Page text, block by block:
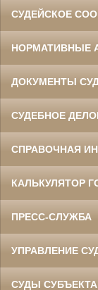
СУДЕЙСКОЕ
НОРМАТИВНЫЕ
ДОКУМЕНТЫ
СУДЕБНОЕ
СПРАВОЧНАЯ
КАЛЬКУЛЯТОР
ПРЕСС-СЛУЖБА
УПРАВЛЕНИЕ
СУДЫ